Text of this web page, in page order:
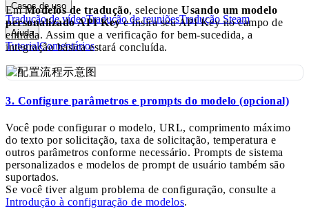
Casos de uso
Tradução de vídeoTradução de reuniõesTradução Steam
Ajuda
TutorialComentários
EmModelos de tradução, selecione Usando um modelo
personalizado API Keye insira seu API Key no campo de
entrada. Assim que a verificação for bem-sucedida, a
integração básica estará concluída.
3. Configure parâmetros e prompts do modelo (opcional)
Você pode configurar o modelo, URL, comprimento máximo
do texto por solicitação, taxa de solicitação, temperatura e
outros parâmetros conforme necessário. Prompts de sistema
personalizados e modelos de prompt de usuário também são
suportados.
Se você tiver algum problema de configuração, consulte a
Introdução à configuração de modelos.